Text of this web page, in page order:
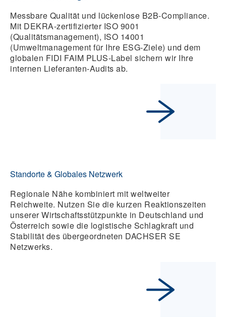
Messbare Qualität und lückenlose B2B-Compliance.
Mit DEKRA-zertifizierter ISO 9001
(Qualitätsmanagement), ISO 14001
(Umweltmanagement für Ihre ESG-Ziele) und dem
globalen FIDI FAIM PLUS-Label sichern wir Ihre
internen Lieferanten-Audits ab.
Standorte & Globales Netzwerk
Regionale Nähe kombiniert mit weltweiter
Reichweite. Nutzen Sie die kurzen Reaktionszeiten
unserer Wirtschaftsstützpunkte in Deutschland und
Österreich sowie die logistische Schlagkraft und
Stabilität des übergeordneten DACHSER SE
Netzwerks.